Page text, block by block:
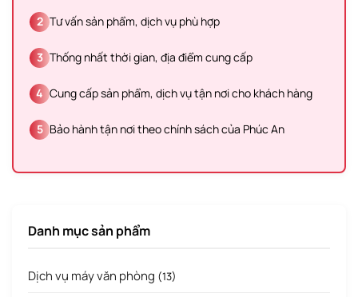
2 Tư vấn sản phẩm, dịch vụ phù hợp
3 Thống nhất thời gian, địa điểm cung cấp
4 Cung cấp sản phẩm, dịch vụ tận nơi cho khách hàng
5 Bảo hành tận nơi theo chính sách của Phúc An
Danh mục sản phẩm
Dịch vụ máy văn phòng (13)